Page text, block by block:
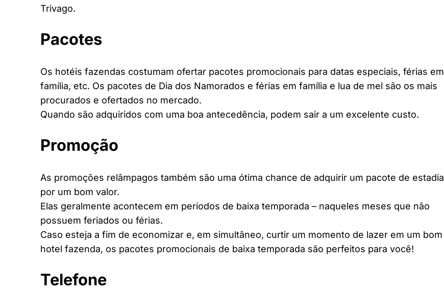
Trivago.
Pacotes
Os hotéis fazendas costumam ofertar pacotes promocionais para datas especiais, férias em
família, etc. Os pacotes de Dia dos Namorados e férias em família e lua de mel são os mais
procurados e ofertados no mercado.
Quando são adquiridos com uma boa antecedência, podem sair a um excelente custo.
Promoção
As promoções relâmpagos também são uma ótima chance de adquirir um pacote de estadia
por um bom valor.
Elas geralmente acontecem em períodos de baixa temporada – naqueles meses que não
possuem feriados ou férias.
Caso esteja a fim de economizar e, em simultâneo, curtir um momento de lazer em um bom
hotel fazenda, os pacotes promocionais de baixa temporada são perfeitos para você!
Telefone